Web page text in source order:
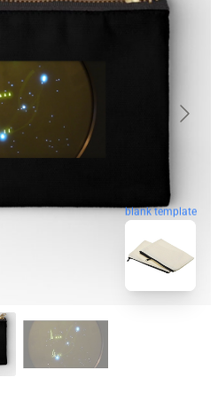
blank template